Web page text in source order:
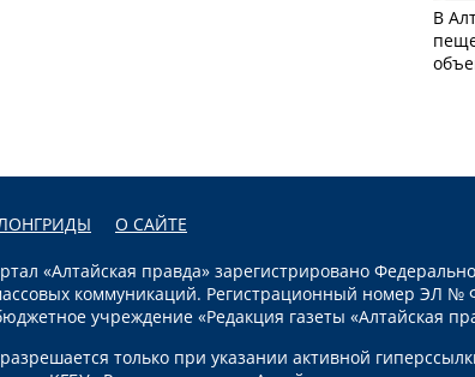
В
О САЙТЕ
«Алтайская правда» зарегистрировано
коммуникаций. Регистрационный номер ЭЛ №
учреждение «Редакция газеты «Алтайская
только при указании активной